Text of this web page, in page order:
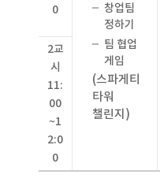
0
창업팀
정하기
팀 협업
게임
(스파게티
타워
챌린지)
2교
시
11:
00
~1
2:0
0